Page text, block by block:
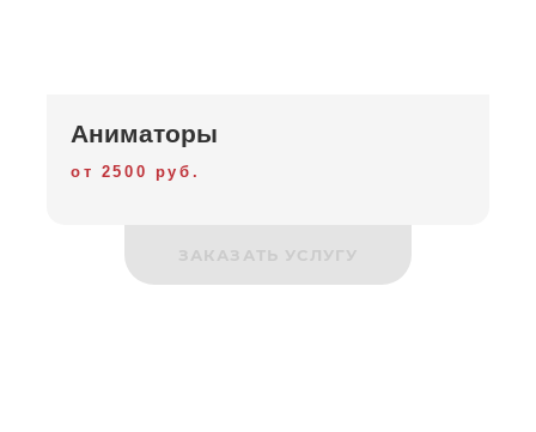
Аниматоры
от 2500 руб.
ЗАКАЗАТЬ УСЛУГУ